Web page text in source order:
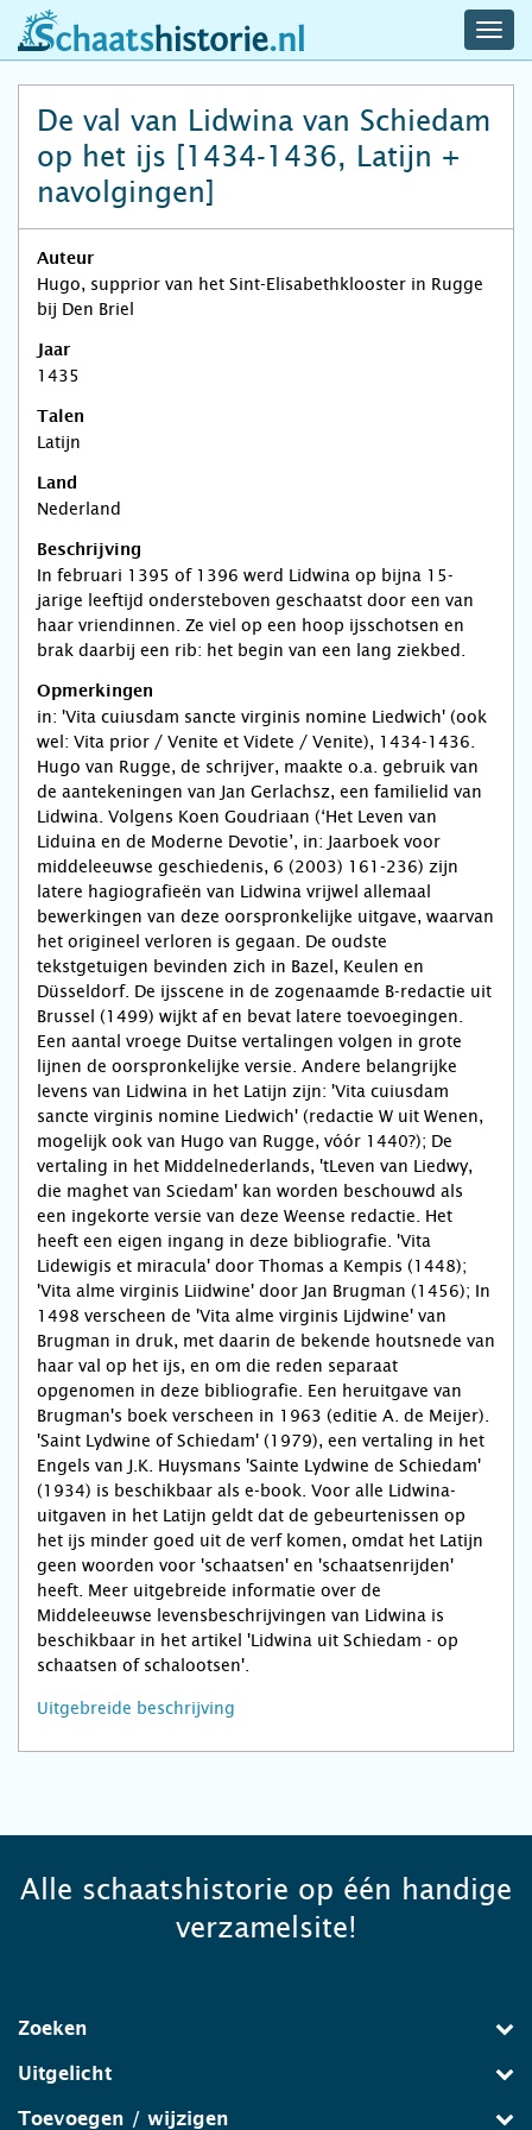
schaatshistorie.nl
De val van Lidwina van Schiedam
op het ijs [1434-1436, Latijn +
navolgingen]
Auteur
Hugo, supprior van het Sint-Elisabethklooster in Rugge
bij Den Briel
Jaar
1435
Talen
Latijn
Land
Nederland
Beschrijving
In februari 1395 of 1396 werd Lidwina op bijna 15-
jarige leeftijd ondersteboven geschaatst door een van
haar vriendinnen. Ze viel op een hoop ijsschotsen en
brak daarbij een rib: het begin van een lang ziekbed.
Opmerkingen
in: 'Vita cuiusdam sancte virginis nomine Liedwich' (ook
wel: Vita prior / Venite et Videte / Venite), 1434-1436.
Hugo van Rugge, de schrijver, maakte o.a. gebruik van
de aantekeningen van Jan Gerlachsz, een familielid van
Lidwina. Volgens Koen Goudriaan (‘Het Leven van
Liduina en de Moderne Devotie’, in: Jaarboek voor
middeleeuwse geschiedenis, 6 (2003) 161-236) zijn
latere hagiografieën van Lidwina vrijwel allemaal
bewerkingen van deze oorspronkelijke uitgave, waarvan
het origineel verloren is gegaan. De oudste
tekstgetuigen bevinden zich in Bazel, Keulen en
Düsseldorf. De ijsscene in de zogenaamde B-redactie uit
Brussel (1499) wijkt af en bevat latere toevoegingen.
Een aantal vroege Duitse vertalingen volgen in grote
lijnen de oorspronkelijke versie. Andere belangrijke
levens van Lidwina in het Latijn zijn: 'Vita cuiusdam
sancte virginis nomine Liedwich' (redactie W uit Wenen,
mogelijk ook van Hugo van Rugge, vóór 1440?); De
vertaling in het Middelnederlands, 'tLeven van Liedwy,
die maghet van Sciedam' kan worden beschouwd als
een ingekorte versie van deze Weense redactie. Het
heeft een eigen ingang in deze bibliografie. 'Vita
Lidewigis et miracula' door Thomas a Kempis (1448);
'Vita alme virginis Liidwine' door Jan Brugman (1456); In
1498 verscheen de 'Vita alme virginis Lijdwine' van
Brugman in druk, met daarin de bekende houtsnede van
haar val op het ijs, en om die reden separaat
opgenomen in deze bibliografie. Een heruitgave van
Brugman's boek verscheen in 1963 (editie A. de Meijer).
'Saint Lydwine of Schiedam' (1979), een vertaling in het
Engels van J.K. Huysmans 'Sainte Lydwine de Schiedam'
(1934) is beschikbaar als e-book. Voor alle Lidwina-
uitgaven in het Latijn geldt dat de gebeurtenissen op
het ijs minder goed uit de verf komen, omdat het Latijn
geen woorden voor 'schaatsen' en 'schaatsenrijden'
heeft. Meer uitgebreide informatie over de
Middeleeuwse levensbeschrijvingen van Lidwina is
beschikbaar in het artikel 'Lidwina uit Schiedam - op
schaatsen of schalootsen'.
Uitgebreide beschrijving
Alle schaatshistorie op één handige
verzamelsite!
Zoeken
Uitgelicht
Toevoegen / wijzigen